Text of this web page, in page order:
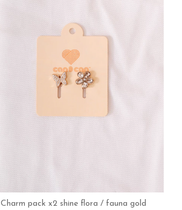
Charm pack x2 shine flora / fauna gold